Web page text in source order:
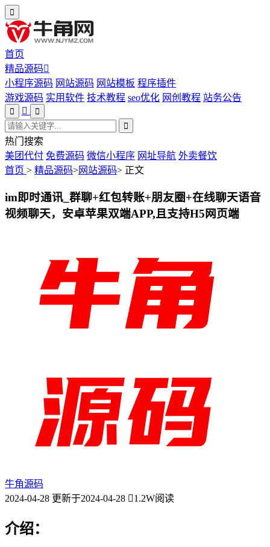
首页
精品源码
小程序源码 网站源码 网站模板 程序插件
游戏源码 实用软件 技术教程 seo优化 网创教程 站务公告
热门搜索
美团代付 免费源码 微信小程序 网址导航 外卖餐饮
首页 > 精品源码>网站源码> 正文
im即时通讯_群聊+红包转账+朋友圈+在线聊天语音
视频聊天，安卓苹果双端APP,且支持H5网页端
牛角源码
2024-04-28 更新于2024-04-28 1.2W阅读
介绍：